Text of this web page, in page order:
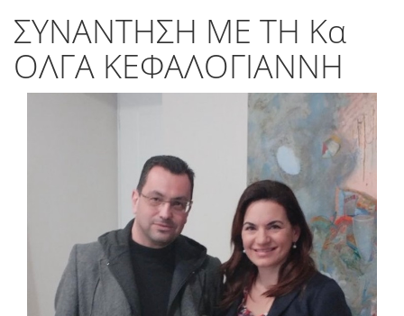
ΣΥΝΑΝΤΗΣΗ ΜΕ ΤΗ Κα
ΟΛΓΑ ΚΕΦΑΛΟΓΙΑΝΝΗ